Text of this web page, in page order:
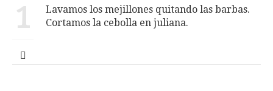
1
Lavamos los mejillones quitando las barbas.
Cortamos la cebolla en juliana.